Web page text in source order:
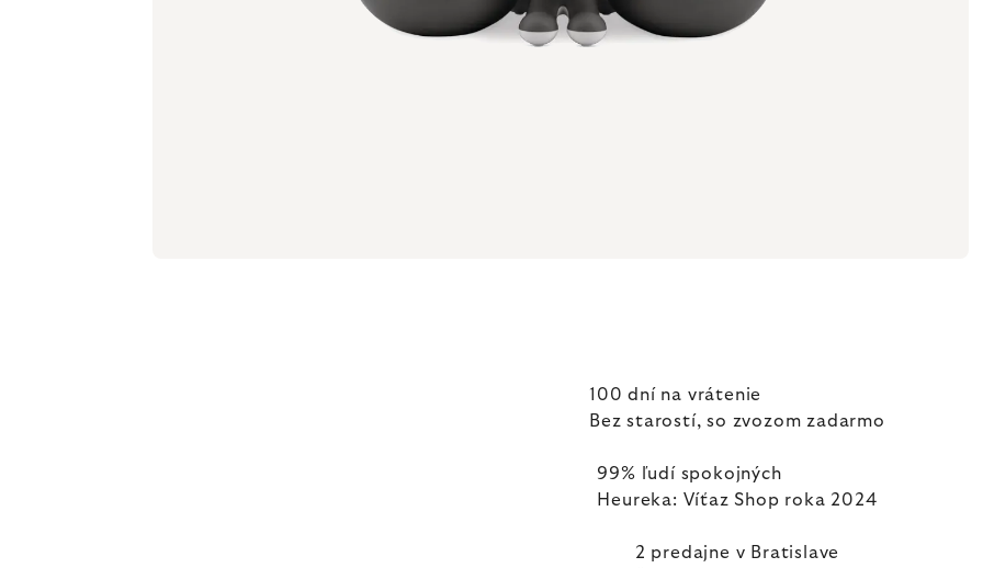
100 dní na vrátenie
Bez starostí, so zvozom zadarmo
99% ľudí spokojných
Heureka: Víťaz Shop roka 2024
2 predajne v Bratislave